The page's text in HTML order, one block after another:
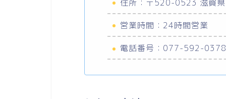
住所：〒520-0523 滋賀
営業時間：24時間営業
電話番号：077-592-0378